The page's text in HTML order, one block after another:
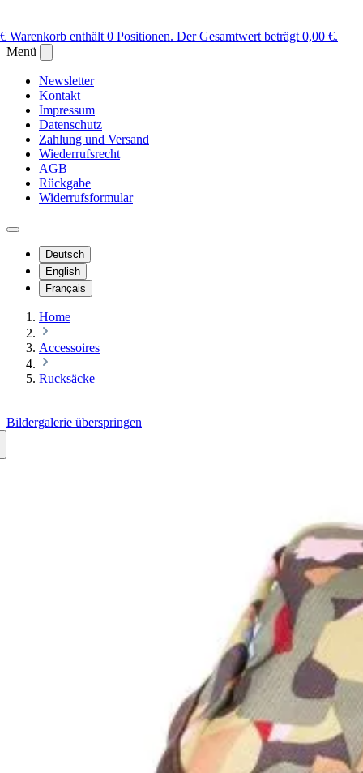
Warenkorb enthält 0 Positionen. Der Gesamtwert beträgt 0,00 €.
Menü
Newsletter
Kontakt
Impressum
Datenschutz
Zahlung und Versand
Wiederrufsrecht
AGB
Rückgabe
Widerrufsformular
Deutsch
English
Français
Home
Accessoires
Rucksäcke
Bildergalerie überspringen